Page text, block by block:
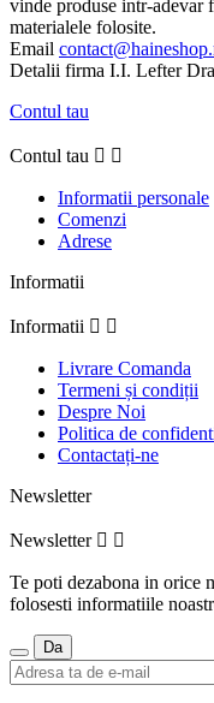
vinde produse intr-adevar
materialele folosite.
Email
Detalii firma I.I. Lefter
Contul tau
Contul tau  
Informatii personale
Comenzi
Adrese
Informatii
Informatii  
Livrare Comanda
Termeni și condiții
Despre Noi
Politica de
Contactați-ne
Newsletter
Newsletter  
Te poti dezabona in orice
folosesti informatiile